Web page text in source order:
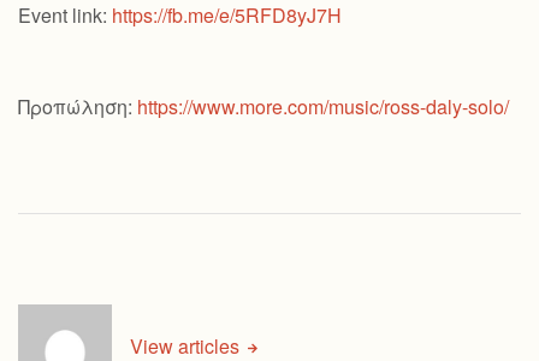
Event link: https://fb.me/e/5RFD8yJ7H
Προπώληση: https://www.more.com/music/ross-daly-solo/
View articles